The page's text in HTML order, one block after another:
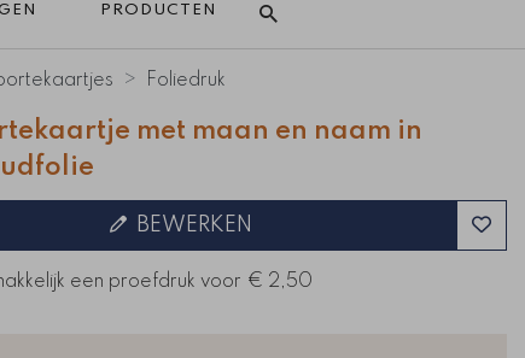
PRODUCTEN
Foliedruk
met maan en naam in
BEWERKEN
een proefdruk voor € 2,50